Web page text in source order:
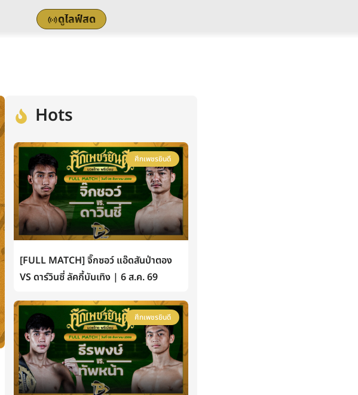
ดูไลฟ์สด
Hots
ศึกเพชรยินดี
[FULL MATCH] จิ๊กซอว์ แอ๊ดสันป่าตอง
VS ดาร์วินซี่ ลัคกี้บันเทิง | 6 ส.ค. 69
ศึกเพชรยินดี